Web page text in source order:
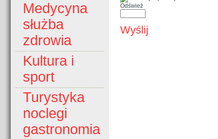
Medycyna
służba
zdrowia
Kultura i
sport
Turystyka
noclegi
gastronomia
Odśwież
Wyślij